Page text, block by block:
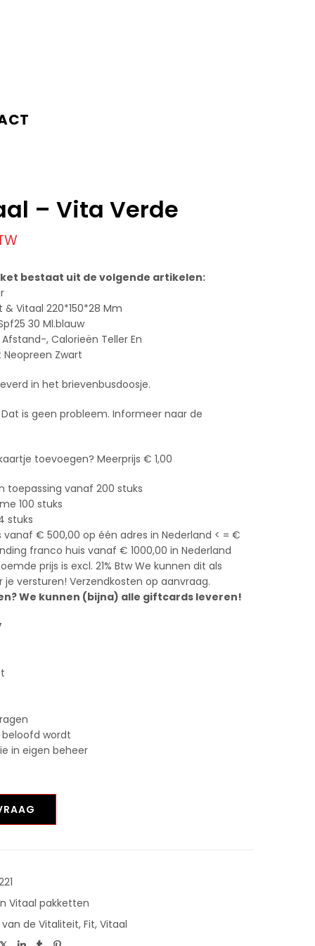
– Vita Verde
bestaat uit de volgende artikelen:
& Vitaal 220*150*28 Mm
30 Ml.blauw
, Calorieën Teller En
Zwart
in het brievenbusdoosje.
is geen probleem. Informeer naar de
toevoegen? Meerprijs € 1,00
toepassing vanaf 200 stuks
100 stuks
stuks
vanaf € 500,00 op één adres in Nederland < = €
franco huis vanaf € 1000,00 in Nederland
prijs is excl. 21% Btw We kunnen dit als
je versturen! Verzendkosten op aanvraag.
We kunnen (bijna) alle giftcards leveren!
beloofd wordt
in eigen beheer
Vitaal pakketten
van de Vitaliteit, Fit, Vitaal